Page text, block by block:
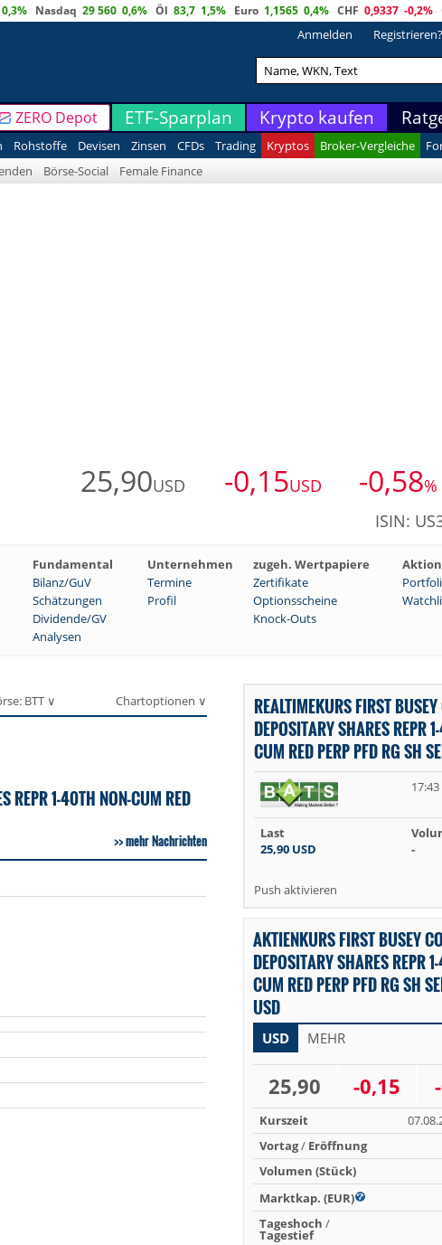
0,3% Nasdaq 29 560 0,6% Öl 83,7 1,5% Euro 1,1565 0,4% CHF 0,9337 -0,2%
Anmelden Registrieren?
ZERO Depot ETF-Sparplan Krypto kaufen
Rohstoffe Devisen Zinsen CFDs Trading Kryptos Broker-Vergleiche
Börse-Social Female Finance
25,90USD -0,15USD -0,58%
ISIN:
Fundamental Unternehmen zugeh. Wertpapiere
Aktion
Bilanz/GuV Termine Zertifikate
Schätzungen Profil Optionsscheine
Dividende/GV
Knock-Outs
Analysen
BTT ∨ Chartoptionen ∨
REPR 1-40TH NON-CUM RED
mehr Nachrichten
REALTIMEKURS FIRST
DEPOSITARY SHARES REPR
CUM RED PERP PFD RG SH
Last
25,90 USD
-
Push aktivieren
AKTIENKURS FIRST BUSEY
DEPOSITARY SHARES REPR
CUM RED PERP PFD RG SH
USD
USD MEHR
25,90 -0,15
Kurszeit
Vortag/ Eröffnung
Volumen (Stück)
Marktkap. (EUR)
Tageshoch /
Tagestief